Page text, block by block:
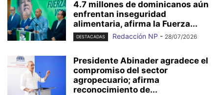
4.7 millones de dominicanos aún
enfrentan inseguridad
alimentaria, afirma la Fuerza...
DESTACADAS Redacción NP - 28/07/2026
Presidente Abinader agradece el
compromiso del sector
agropecuario; afirma
reconocimiento de...